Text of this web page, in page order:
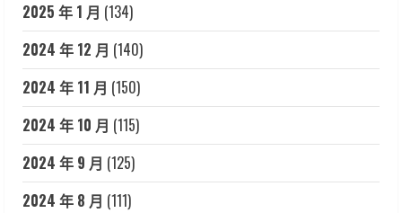
2025 年 1 月 (134)
2024 年 12 月 (140)
2024 年 11 月 (150)
2024 年 10 月 (115)
2024 年 9 月 (125)
2024 年 8 月 (111)